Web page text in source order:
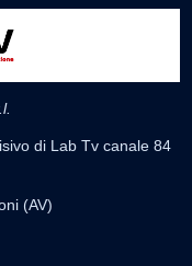
di Lab Tv canale 84
(AV)